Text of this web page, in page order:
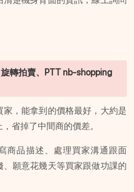
轉拍賣、PTT nb-shopping
家，能拿到的價格最好，大約是
省掉了中間商的價差。
商品描述、處理買家溝通跟面
願意花幾天等買家跟做功課的